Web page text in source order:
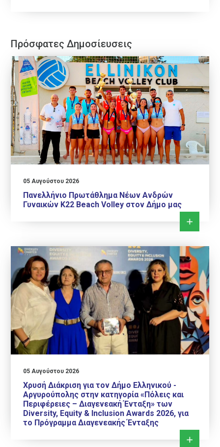
Πρόσφατες Δημοσίευσεις
05 Αυγούστου 2026
Πανελλήνιο Πρωτάθλημα Νέων Ανδρών
Γυναικών Κ22 Beach Volley στον Δήμο μας
05 Αυγούστου 2026
Χρυσή Διάκριση για τον Δήμο Ελληνικού -
Αργυρούπολης στην κατηγορία «Πόλεις και
Περιφέρειες – Διαγενεακή Ένταξη» των
Diversity, Equity & Inclusion Awards 2026, για
το Πρόγραμμα Διαγενεακής Ένταξης